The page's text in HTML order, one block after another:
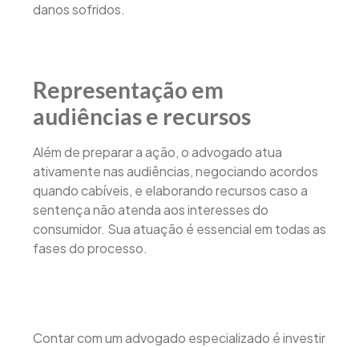
danos sofridos.
Representação em
audiências e recursos
Além de preparar a ação, o advogado atua
ativamente nas audiências, negociando acordos
quando cabíveis, e elaborando recursos caso a
sentença não atenda aos interesses do
consumidor. Sua atuação é essencial em todas as
fases do processo.
Contar com um advogado especializado é investir